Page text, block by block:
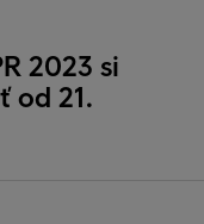
2023 si
od 21.